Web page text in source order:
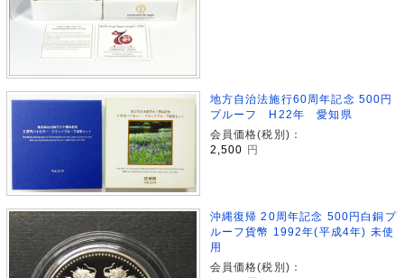
地方自治法施行60周年記念 500円
プルーフ H22年 愛知県
会員価格(税別)：
2,500
円
沖縄復帰 20周年記念 500円白銅プ
ルーフ貨幣 1992年(平成4年) 未使
用
会員価格(税別)：